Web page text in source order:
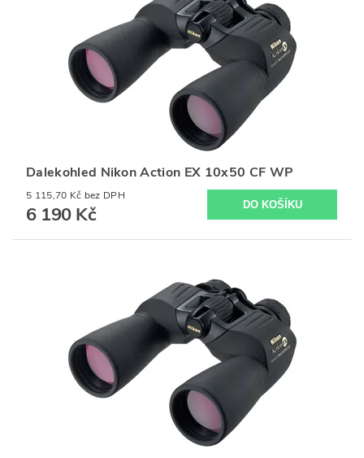
Dalekohled Nikon Action EX 10x50 CF WP
5 115,70 Kč bez DPH
6 190 Kč